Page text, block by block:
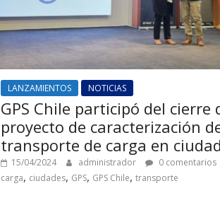
LANZAMIENTOS NOTICIAS
GPS Chile participó del cierre
proyecto de caracterización
transporte de carga en
15/04/2024 administrador
0 comentarios
carga, ciudades, GPS, GPS Chile,transporte